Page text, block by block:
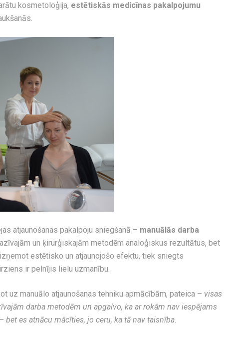
kosmetoloģija, estētiskās medicīnas pakalpojumu
atjaunošanas pakalpoju sniegšanā – manuālās darba
un ķirurģiskajām metodēm analoģiskus rezultātus, bet
estētisko un atjaunojošo efektu, tiek sniegts
ir pelnījis lielu uzmanību.
uz manuālo atjaunošanas tehniku apmācībām, pateica – visas
darba metodēm un apgalvo, ka ar rokām nav iespējams
bet es atnācu mācīties, jo ceru, ka tā nav taisnība.